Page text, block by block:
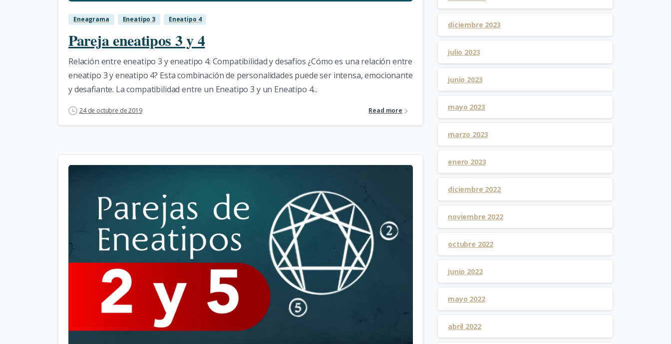
Eneagrama Eneatipo 3 Eneatipo 4
Pareja eneatipos 3 y 4
Relación entre eneatipo 3 y eneatipo 4: Compatibilidad y desafíos ¿Cómo es una relación entre
eneatipo 3 y eneatipo 4? Esta combinación de personalidades puede ser intensa, emocionante
y desafiante. La compatibilidad entre un Eneatipo 3 y un Eneatipo 4...
24 de octubre de 2019 Read more
diciembre 2023
julio 2023
junio 2023
mayo 2023
marzo 2023
enero 2023
diciembre 2022
noviembre 2022
octubre 2022
junio 2022
mayo 2022
abril 2022